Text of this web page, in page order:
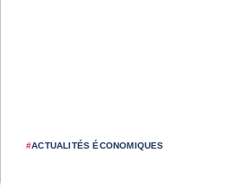
#ACTUALITÉS ÉCONOMIQUES